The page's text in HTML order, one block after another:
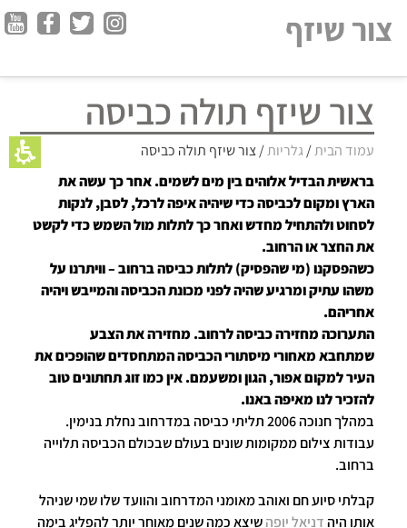
צור שיזף
צור שיזף תולה כביסה
עמוד הבית/גלריות/ צור שיזף תולה כביסה
בראשית הבדיל אלוהים בין מים לשמים. אחר כך עשה את
הארץ ומקום לכביסה כדי שיהיה איפה לרכל, לסבן, לנקות
לסחוט ולהתחיל מחדש ואחר כך לתלות מול השמש כדי לקשט
את החצר או הרחוב.
כשהפסקנו (מי שהפסיק) לתלות כביסה ברחוב – וויתרנו על
משהו עתיק ומרגיע שהיה לפני מכונת הכביסה והמייבש ויהיה
אחריהם.
התערוכה מחזירה כביסה לרחוב. מחזירה את הצבע
שמתחבא מאחורי מיסתורי הכביסה המתחסדים שהופכים את
העיר למקום אפור, הגון ומשעמם. אין כמו זוג תחתונים טוב
להזכיר לנו מאיפה באנו.
במהלך חנוכה 2006 תליתי כביסה במדרחוב נחלת בנימין.
עבודות צילום ממקומות שונים בעולם שבכולם הכביסה תלוייה
ברחוב.
קבלתי סיוע חם ואוהב מאומני המדרחוב והוועד שלו שמי שניהל
אותו היהדניאל יופהשיצא כמה שנים מאוחר יותר להפליג בימה